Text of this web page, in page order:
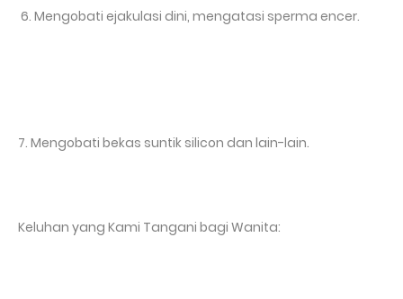
6. Mengobati ejakulasi dini, mengatasi sperma encer.
7. Mengobati bekas suntik silicon dan lain-lain.
Keluhan yang Kami Tangani bagi Wanita: